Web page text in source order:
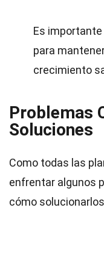
Es
para
crecimiento
Problemas
Soluciones
Como todas las
enfrentar algunos
cómo